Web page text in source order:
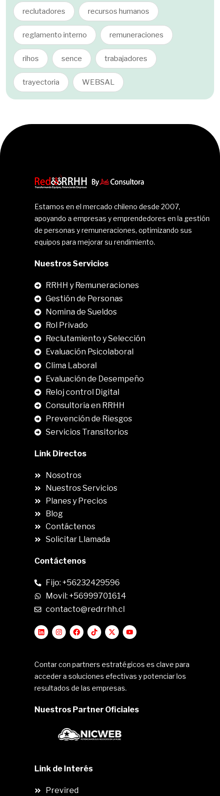
reclutadores recursos humanos
reglamento interno remuneraciones
rihos sence trabajadores
trayectoria WEBSAL
Estamos en el mercado chileno desde 2007,
apoyando a empresas y emprendedores en la gestión
de personas y remuneraciones, optimizando sus
equipos para mejorar su rendimiento.
Nuestros Servicios
RRHH y Remuneraciones
Gestión de Personas
Nomina de Sueldos
Rol Privado
Reclutamiento y Selección
Evaluación Psicolaboral
Clima Laboral
Evaluación de Desempeño
Reloj control Digital
Consultoria en RRHH
Prevención de Riesgos
Servicios Transitorios
Link Directos
Nosotros
Nuestros Servicios
Planes y Precios
Blog
Contáctenos
Solicitar Llamada
Contáctenos
Fijo: +56232429596
Movil: +56999701614
contacto@redrrhh.cl
Contar con partners estratégicos es clave para
acceder a soluciones efectivas y potenciar los
resultados de las empresas.
Nuestros Partner Oficiales
Link de Interés
Previred